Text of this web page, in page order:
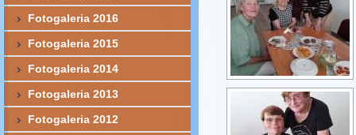
Fotogaleria 2016
Fotogaleria 2015
Fotogaleria 2014
Fotogaleria 2013
Fotogaleria 2012